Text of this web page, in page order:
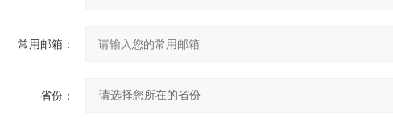
常用邮箱：
省份：